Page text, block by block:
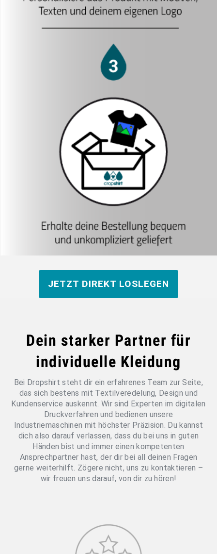
JETZT DIREKT LOSLEGEN
Dein starker Partner für
individuelle Kleidung
Bei Dropshirt steht dir ein erfahrenes Team zur Seite,
das sich bestens mit Textilveredelung, Design und
Kundenservice auskennt. Wir sind Experten im digitalen
Druckverfahren und bedienen unsere
Industriemaschinen mit höchster Präzision. Du kannst
dich also darauf verlassen, dass du bei uns in guten
Händen bist und immer einen kompetenten
Ansprechpartner hast, der dir bei all deinen Fragen
gerne weiterhilft. Zögere nicht, uns zu kontaktieren –
wir freuen uns darauf, von dir zu hören!